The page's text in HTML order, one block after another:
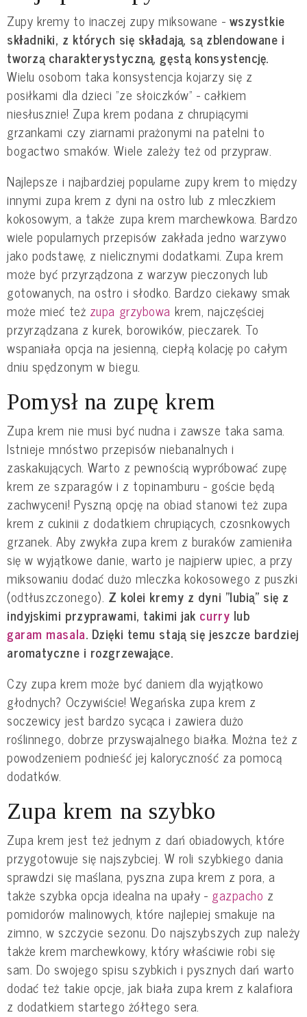
Zupy kremy to inaczej zupy miksowane - wszystkie
składniki, z których się składają, są zblendowane i
tworzą charakterystyczną, gęstą konsystencję.
Wielu osobom taka konsystencja kojarzy się z
posiłkami dla dzieci "ze słoiczków" - całkiem
niesłusznie! Zupa krem podana z chrupiącymi
grzankami czy ziarnami prażonymi na patelni to
bogactwo smaków. Wiele zależy też od przypraw.
Najlepsze i najbardziej popularne zupy krem to między
innymi zupa krem z dyni na ostro lub z mleczkiem
kokosowym, a także zupa krem marchewkowa. Bardzo
wiele popularnych przepisów zakłada jedno warzywo
jako podstawę, z nielicznymi dodatkami. Zupa krem
może być przyrządzona z warzyw pieczonych lub
gotowanych, na ostro i słodko. Bardzo ciekawy smak
może mieć też zupa grzybowa krem, najczęściej
przyrządzana z kurek, borowików, pieczarek. To
wspaniała opcja na jesienną, ciepłą kolację po całym
dniu spędzonym w biegu.
Pomysł na zupę krem
Zupa krem nie musi być nudna i zawsze taka sama.
Istnieje mnóstwo przepisów niebanalnych i
zaskakujących. Warto z pewnością wypróbować zupę
krem ze szparagów i z topinamburu - goście będą
zachwyceni! Pyszną opcję na obiad stanowi też zupa
krem z cukinii z dodatkiem chrupiących, czosnkowych
grzanek. Aby zwykła zupa krem z buraków zamieniła
się w wyjątkowe danie, warto je najpierw upiec, a przy
miksowaniu dodać dużo mleczka kokosowego z puszki
(odtłuszczonego). Z kolei kremy z dyni "lubią" się z
indyjskimi przyprawami, takimi jak curry lub
garam masala. Dzięki temu stają się jeszcze bardziej
aromatyczne i rozgrzewające.
Czy zupa krem może być daniem dla wyjątkowo
głodnych? Oczywiście! Wegańska zupa krem z
soczewicy jest bardzo sycąca i zawiera dużo
roślinnego, dobrze przyswajalnego białka. Można też z
powodzeniem podnieść jej kaloryczność za pomocą
dodatków.
Zupa krem na szybko
Zupa krem jest też jednym z dań obiadowych, które
przygotowuje się najszybciej. W roli szybkiego dania
sprawdzi się maślana, pyszna zupa krem z pora, a
także szybka opcja idealna na upały - gazpacho z
pomidorów malinowych, które najlepiej smakuje na
zimno, w szczycie sezonu. Do najszybszych zup należy
także krem marchewkowy, który właściwie robi się
sam. Do swojego spisu szybkich i pysznych dań warto
dodać też takie opcje, jak biała zupa krem z kalafiora
z dodatkiem startego żółtego sera.